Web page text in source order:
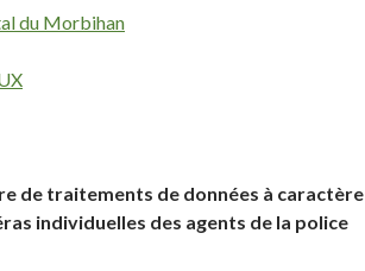
du Morbihan
de traitements de données à caractère
individuelles des agents de la police